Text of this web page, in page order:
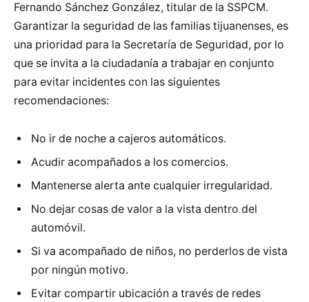
Fernando Sánchez González, titular de la SSPCM.
Garantizar la seguridad de las familias tijuanenses, es
una prioridad para la Secretaría de Seguridad, por lo
que se invita a la ciudadanía a trabajar en conjunto
para evitar incidentes con las siguientes
recomendaciones:
No ir de noche a cajeros automáticos.
Acudir acompañados a los comercios.
Mantenerse alerta ante cualquier irregularidad.
No dejar cosas de valor a la vista dentro del
automóvil.
Si va acompañado de niños, no perderlos de vista
por ningún motivo.
Evitar compartir ubicación a través de redes